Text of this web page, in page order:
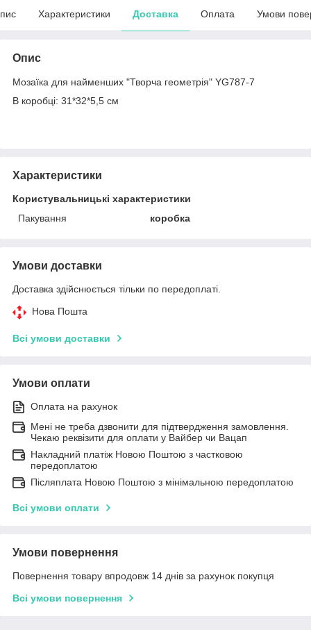
Характеристики Доставка Оплата Умови
Опис
Мозаїка для найменших "Творча геометрія" YG787-7
В коробці: 31*32*5,5 см
Характеристики
Користувальницькі характеристики
Пакування
коробка
Умови доставки
Доставка здійснюється тільки по передоплаті.
Нова Пошта
Всі умови доставки
Умови оплати
Оплата на рахунок
Мені не треба дзвонити для підтвердження замовлення.
Чекаю реквізити для оплати у Вайбер чи Вацап
Накладний платіж Новою Поштою з частковою
передоплатою
Післяплата Новою Поштою з мінімальною передоплатою
Всі умови оплати
Умови повернення
Повернення товару впродовж 14 днів за рахунок покупця
Всі умови повернення